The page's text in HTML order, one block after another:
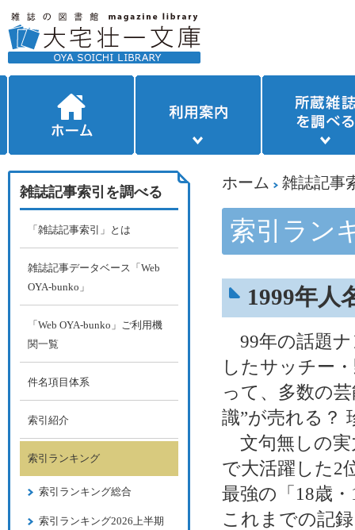
ホーム 雑誌記事
索引ラン
1999年人
99年の話題ナ
したサッチー
って、多数の
識”が売れる？
文句無しの実
で大活躍した2
最強の「18歳
これまでの記
雑誌記事索引を調べる
「雑誌記事索引」とは
雑誌記事データベース「Web
OYA-bunko」
「Web OYA-bunko」ご利用機
関一覧
件名項目体系
索引紹介
索引ランキング
索引ランキング総合
索引ランキング2026上半期